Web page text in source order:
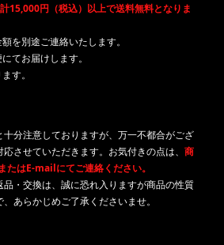
15,000円（税込）以上で送料無料となりま
を別途ご連絡いたします。
てお届けします。
す。
分注意しておりますが、万一不都合がござ
させていただきます。お気付きの点は、 商
たはE-mailにてご連絡ください。
・交換は、誠に恐れ入りますが商品の性質
あらかじめご了承くださいませ。